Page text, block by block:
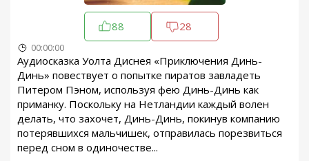
88 28
00:00:00
Аудиосказка Уолта Диснея «Приключения Динь-
Динь» повествует о попытке пиратов завладеть
Питером Пэном, используя фею Динь-Динь как
приманку. Поскольку на Нетландии каждый волен
делать, что захочет, Динь-Динь, покинув компанию
потерявшихся мальчишек, отправилась порезвиться
перед сном в одиночестве...